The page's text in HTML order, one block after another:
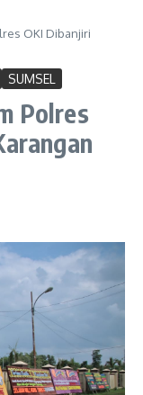
OKI Dibanjiri
SUMSEL
Polres